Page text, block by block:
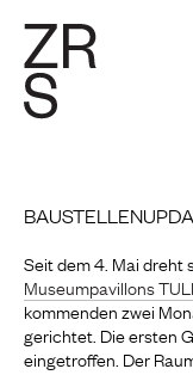
Seit dem 4. Mai dreht
Museumpavillons
kommenden zwei
gerichtet. Die ersten
eingetroffen. Der